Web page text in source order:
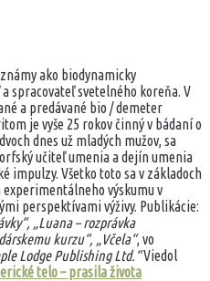
ako biodynamicky
spracovateľ svetelného koreňa. V
a predávané bio / demeter
je vyše 25 rokov činný v bádaní o
dnes už mladých mužov, sa
učiteľ umenia a dejín umenia
impulzy. Všetko toto sa v základoch
výskumu v
perspektívami výživy. Publikácie:
„Luana – rozprávka
kurzu“, „Včela“, vo
Lodge Publishing Ltd.“Viedol
telo – prasila života